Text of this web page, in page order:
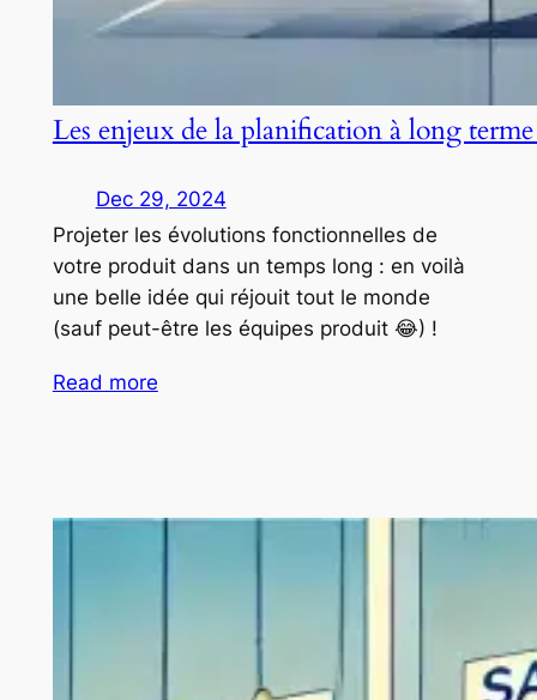
Les enjeux de la planification à long
Dec 29, 2024
Projeter les évolutions fonctionnelles de
votre produit dans un temps long : en voilà
une belle idée qui réjouit tout le monde
(sauf peut-être les équipes produit 😂) !
Read more